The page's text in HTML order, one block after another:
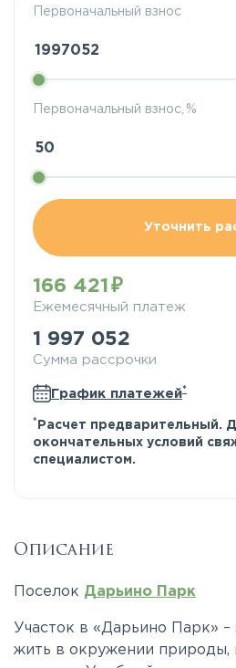
Первоначальный взнос
Первоначальный взнос, %
Уточнить
166 421
Ежемесячный платеж
1 997 052
Сумма рассрочки
График платежей*
* Расчет предварительный.
окончательных условий
специалистом.
Описание
Поселок Дарьино Парк
Участок в «Дарьино Парк» –
жить в окружении природы,